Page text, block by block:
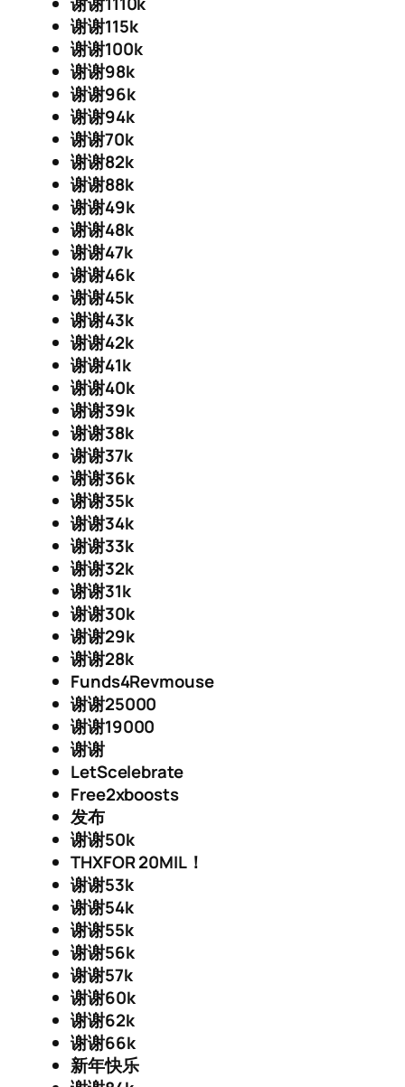
谢谢115k
谢谢100k
谢谢98k
谢谢96k
谢谢94k
谢谢70k
谢谢82k
谢谢88k
谢谢49k
谢谢48k
谢谢47k
谢谢46k
谢谢45k
谢谢43k
谢谢42k
谢谢41k
谢谢40k
谢谢39k
谢谢38k
谢谢37k
谢谢36k
谢谢35k
谢谢34k
谢谢33k
谢谢32k
谢谢31k
谢谢30k
谢谢29k
谢谢28k
Funds4Revmouse
谢谢25000
谢谢19000
谢谢
LetScelebrate
Free2xboosts
发布
谢谢50k
THXFOR 20MIL！
谢谢53k
谢谢54k
谢谢55k
谢谢56k
谢谢57k
谢谢60k
谢谢62k
谢谢66k
新年快乐